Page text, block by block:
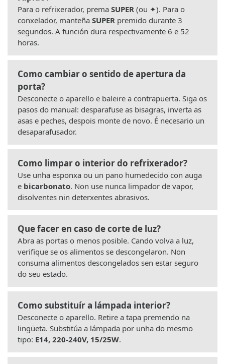
Para o refrixerador, prema SUPER (ou ✦). Para o
conxelador, manteña SUPER premido durante 3
segundos. A función dura respectivamente 6 e 52
horas.
Como cambiar o sentido de apertura da
porta?
Desconecte o aparello e baleire a contrapuerta. Siga os
pasos do manual: desparafuse as bisagras, inverta as
asas e peches, despois monte de novo. É necesario un
desaparafusador.
Como limpar o interior do refrixerador?
Use unha esponxa ou un pano humedecido con auga
e bicarbonato. Non use nunca limpador de vapor,
disolventes nin deterxentes abrasivos.
Que facer en caso de corte de luz?
Abra as portas o menos posible. Cando volva a luz,
verifique se os alimentos se descongelaron. Non
consuma alimentos descongelados sen estar seguro
do seu estado.
Como substituír a lámpada interior?
Desconecte o aparello. Retire a tapa premendo na
lingüeta. Substitúa a lámpada por unha do mesmo
tipo: E14, 220-240V, 15/25W.